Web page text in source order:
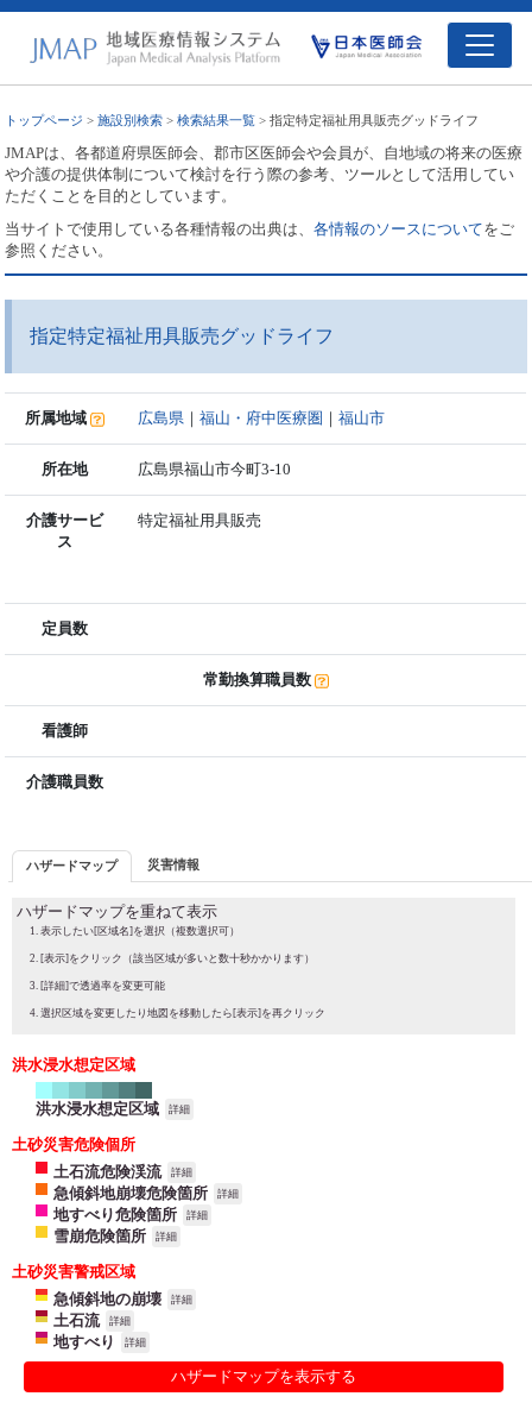
トップページ >施設別検索 >検索結果一覧 > 指定特定福祉用具販売グッドライフ
JMAPは、各都道府県医師会、郡市区医師会や会員が、自地域の将来の医療
や介護の提供体制について検討を行う際の参考、ツールとして活用してい
ただくことを目的としています。
当サイトで使用している各種情報の出典は、各情報のソースについてをご
参照ください。
指定特定福祉用具販売グッドライフ
所属地域 広島県 ｜福山・府中医療圏 ｜福山市
所在地 広島県福山市今町3-10
介護サービ
ス
特定福祉用具販売
定員数
常勤換算職員数
看護師
介護職員数
ハザードマップ 災害情報
ハザードマップを重ねて表示
表示したい[区域名]を選択（複数選択可）
[表示]をクリック（該当区域が多いと数十秒かかります）
[詳細]で透過率を変更可能
選択区域を変更したり地図を移動したら[表示]を再クリック
洪水浸水想定区域
洪水浸水想定区域 詳細
土砂災害危険個所
土石流危険渓流
詳細
急傾斜地崩壊危険箇所 詳細
地すべり危険箇所 詳細
雪崩危険箇所 詳細
土砂災害警戒区域
急傾斜地の崩壊
詳細
土石流 詳細
地すべり 詳細
ハザードマップを表示する